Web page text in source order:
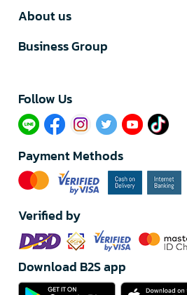
About us
Business Group
Follow Us​
Payment Methods
Verified by
Download B2S app